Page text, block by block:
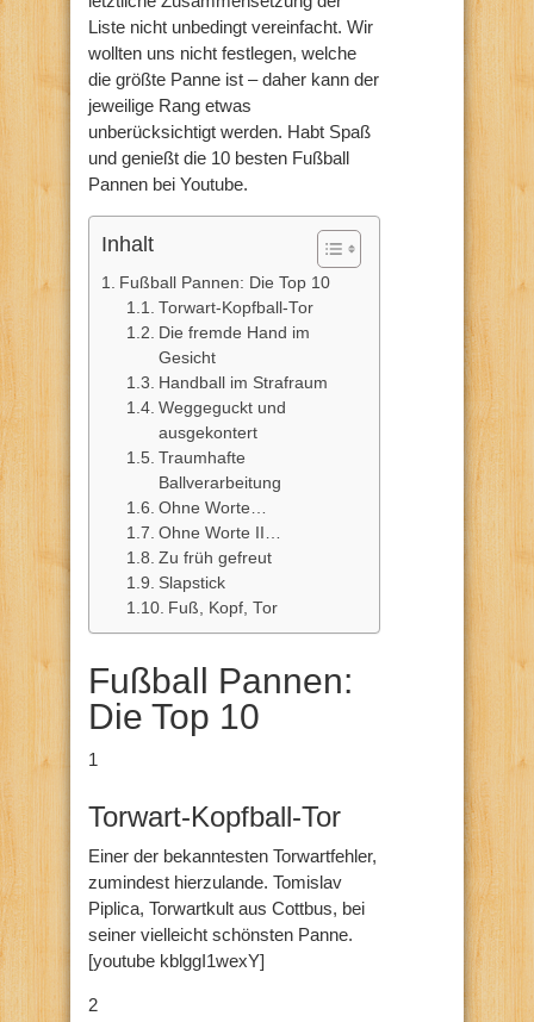
Liste nicht unbedingt vereinfacht. Wir
wollten uns nicht festlegen, welche
die größte Panne ist – daher kann der
jeweilige Rang etwas
unberücksichtigt werden. Habt Spaß
und genießt die 10 besten Fußball
Pannen bei Youtube.
Inhalt
Fußball Pannen: Die Top 10
Torwart-Kopfball-Tor
Die fremde Hand im
Gesicht
Handball im Strafraum
Weggeguckt und
ausgekontert
Traumhafte
Ballverarbeitung
Ohne Worte…
Ohne Worte II…
Zu früh gefreut
Slapstick
Fuß, Kopf, Tor
Fußball Pannen:
Die Top 10
1
Torwart-Kopfball-Tor
Einer der bekanntesten Torwartfehler,
zumindest hierzulande. Tomislav
Piplica, Torwartkult aus Cottbus, bei
seiner vielleicht schönsten Panne.
[youtube kblggI1wexY]
2